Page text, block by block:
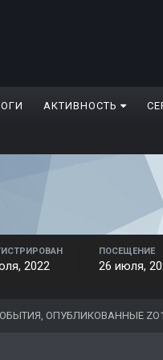
АКТИВНОСТЬ
2022
ПОСЕЩЕНИЕ
26 июля,
ОПУБЛИКОВАННЫЕ